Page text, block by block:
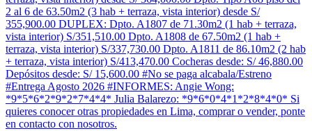
2 al 6 de 63.50m2 (3 hab + terraza, vista interior) desde S/
355,900.00 DUPLEX: Dpto. A1807 de 71.30m2 (1 hab + terraza,
vista interior) S/351,510.00 Dpto. A1808 de 67.50m2 (1 hab +
terraza, vista interior) S/337,730.00 Dpto. A1811 de 86.10m2 (2 hab
+ terraza, vista interior) S/413,470.00 Cocheras desde: S/ 46,880.00
Depósitos desde: S/ 15,600.00 #No se paga alcabala/Estreno
#Entrega Agosto 2026 #INFORMES: Angie Wong:
*9*5*6*2*9*2*7*4*4* Julia Balarezo: *9*6*0*4*1*2*8*4*0* Si
quieres conocer otras propiedades en Lima, comprar o vender, ponte
en contacto con nosotros.